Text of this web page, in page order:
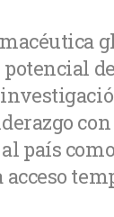
potencial
país